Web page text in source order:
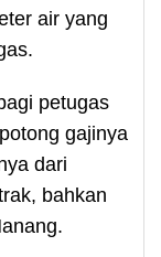
air yang
petugas
gajinya
dari
bahkan